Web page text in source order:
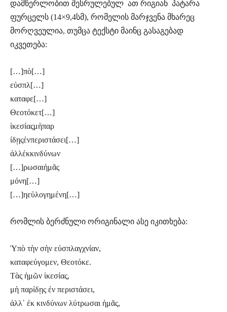
დამწერლობით შესრულებულ ათ რიგიან პატარა
ფურცელს (14×9,4სმ), რომელის მარჯვენა მხარეც
მორღვეულია, თუმცა ტექსტი მაინც გასაგებად
იკვეთება:
[…]πὸ[…]
εὐσπλ[…]
καταφε[…]
Θεοτόκετ[…]
ἱκεσίαςμὴπαρ
ίδῃςἐνπεριστάσει[…]
ἀλλἐκκινδύνων
[…]ρωσαιἡμᾶς
μόνη[…]
[…]ηεὐλογημένη[…]
რომლის ბერძნული ორიგინალი ასე იკითხება:
Ὑπὸ τὴν σὴν εὐσπλαγχνίαν,
καταφεύγομεν, Θεοτόκε.
Τὰς ἡμῶν ἱκεσίας,
μὴ παρίδῃς ἐν περιστάσει,
ἀλλ᾽ ἐκ κινδύνων λύτρωσαι ἡμᾶς,